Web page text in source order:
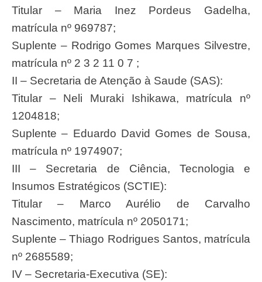
Titular – Maria Inez Pordeus Gadelha,
matrícula nº 969787;
Suplente – Rodrigo Gomes Marques Silvestre,
matrícula nº 2 3 2 11 0 7 ;
II – Secretaria de Atenção à Saude (SAS):
Titular – Neli Muraki Ishikawa, matrícula nº
1204818;
Suplente – Eduardo David Gomes de Sousa,
matrícula nº 1974907;
III – Secretaria de Ciência, Tecnologia e
Insumos Estratégicos (SCTIE):
Titular – Marco Aurélio de Carvalho
Nascimento, matrícula nº 2050171;
Suplente – Thiago Rodrigues Santos, matrícula
nº 2685589;
IV – Secretaria-Executiva (SE):